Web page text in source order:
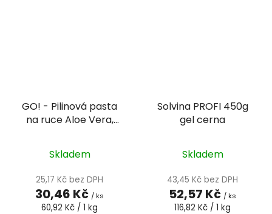
GO! - Pilinová pasta
na ruce Aloe Vera,
Skladem
25,17 Kč bez DPH
30,46 Kč / ks
Měrná
60,92 Kč / 1 kg
Solvina PROFI 450g
gel cerna
Skladem
43,45 Kč bez DPH
52,57 Kč / ks
Měrná
116,82 Kč / 1 kg